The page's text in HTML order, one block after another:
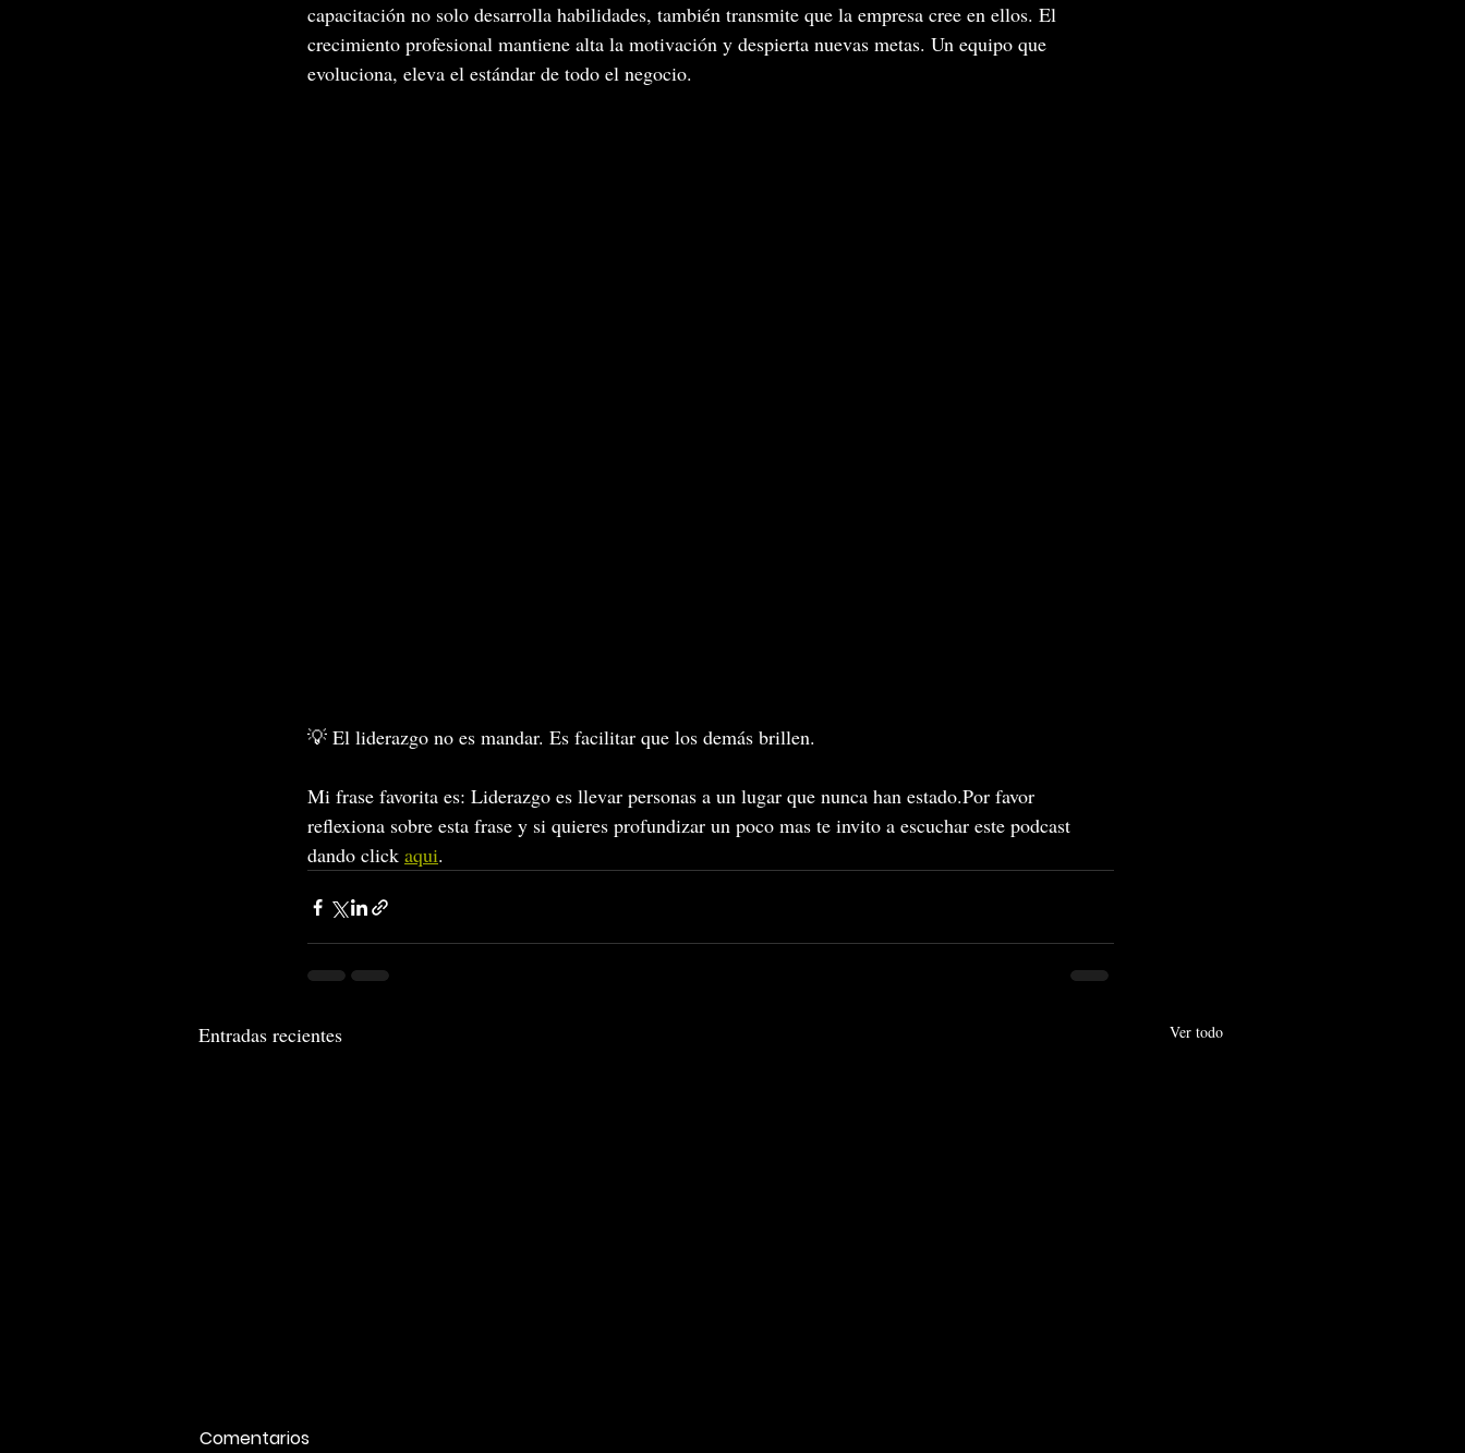
capacitación no solo desarrolla habilidades, también transmite que la empresa cree en ellos. El
crecimiento profesional mantiene alta la motivación y despierta nuevas metas. Un equipo que
evoluciona, eleva el estándar de todo el negocio.
💡 El liderazgo no es mandar. Es facilitar que los demás brillen.
Mi frase favorita es: Liderazgo es llevar personas a un lugar que nunca han estado.Por favor
reflexiona sobre esta frase y si quieres profundizar un poco mas te invito a escuchar este podcast
dando click aqui.
Entradas recientes Ver todo
Comentarios